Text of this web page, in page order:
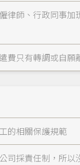
律師、行政同事加
費只有轉調或自願
的相關保護規範
司採責任制，所以